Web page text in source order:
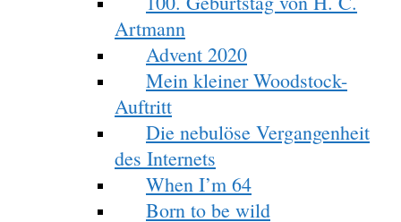
Artmann
Advent 2020
Mein kleiner Woodstock-
Auftritt
Die nebulöse Vergangenheit
des Internets
When I’m 64
Born to be wild